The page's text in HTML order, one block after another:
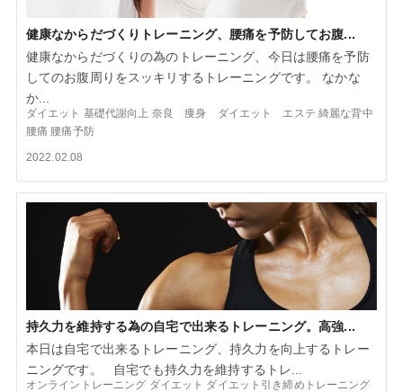
健康なからだづくりトレーニング、腰痛を予防してお腹...
健康なからだづくりの為のトレーニング、今日は腰痛を予防
してのお腹周りをスッキリするトレーニングです。 なかな
か...
ダイエット 基礎代謝向上 奈良 痩身 ダイエット エステ 綺麗な背中
腰痛 腰痛予防
2022.02.08
持久力を維持する為の自宅で出来るトレーニング。高強...
本日は自宅で出来るトレーニング、持久力を向上するトレー
ニングです。 自宅でも持久力を維持するトレ...
オンライントレーニング ダイエット ダイエット引き締めトレーニング